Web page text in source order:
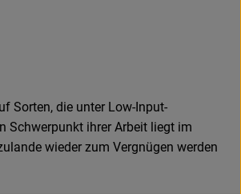
Sorten, die unter Low-Input-
Schwerpunkt ihrer Arbeit liegt im
wieder zum Vergnügen werden